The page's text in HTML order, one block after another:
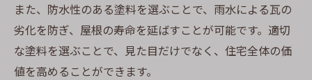
また、防水性のある塗料を選ぶことで、雨水による瓦の
劣化を防ぎ、屋根の寿命を延ばすことが可能です。適切
な塗料を選ぶことで、見た目だけでなく、住宅全体の価
値を高めることができます。